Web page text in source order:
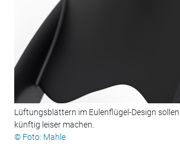
Lüftungsblättern im Eulenflügel-Design
künftig leiser machen.
© Foto: Mahle